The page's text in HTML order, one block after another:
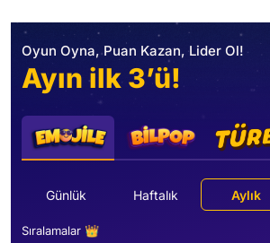
Oyun Oyna, Puan Kazan, Lider Ol!
Ayın ilk 3’ü!
Günlük Haftalık Aylık
Sıralamalar 👑